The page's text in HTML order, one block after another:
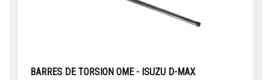
BARRES DE TORSION OME - ISUZU D-MAX